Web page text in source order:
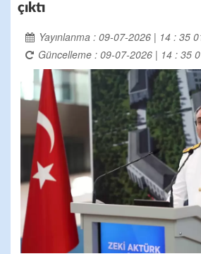
çıktı
Yayınlanma : 09-07-2026 | 14 : 35
Güncelleme : 09-07-2026 | 14 : 35